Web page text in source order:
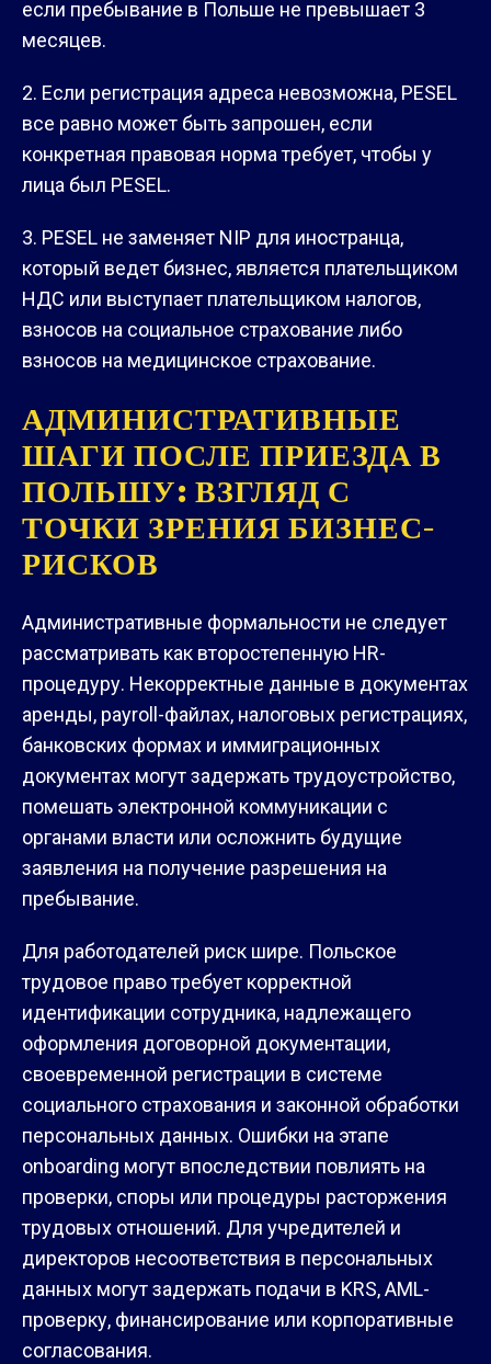
если пребывание в Польше не превышает 3
месяцев.
Если регистрация адреса невозможна, PESEL
все равно может быть запрошен, если
конкретная правовая норма требует, чтобы у
лица был PESEL.
PESEL не заменяет NIP для иностранца,
который ведет бизнес, является плательщиком
НДС или выступает плательщиком налогов,
взносов на социальное страхование либо
взносов на медицинское страхование.
АДМИНИСТРАТИВНЫЕ
ШАГИ ПОСЛЕ ПРИЕЗДА В
ПОЛЬШУ: ВЗГЛЯД С
ТОЧКИ ЗРЕНИЯ БИЗНЕС-
РИСКОВ
Административные формальности не следует
рассматривать как второстепенную HR-
процедуру. Некорректные данные в документах
аренды, payroll-файлах, налоговых регистрациях,
банковских формах и иммиграционных
документах могут задержать трудоустройство,
помешать электронной коммуникации с
органами власти или осложнить будущие
заявления на получение разрешения на
пребывание.
Для работодателей риск шире. Польское
трудовое право требует корректной
идентификации сотрудника, надлежащего
оформления договорной документации,
своевременной регистрации в системе
социального страхования и законной обработки
персональных данных. Ошибки на этапе
onboarding могут впоследствии повлиять на
проверки, споры или процедуры расторжения
трудовых отношений. Для учредителей и
директоров несоответствия в персональных
данных могут задержать подачи в KRS, AML-
проверку, финансирование или корпоративные
согласования.